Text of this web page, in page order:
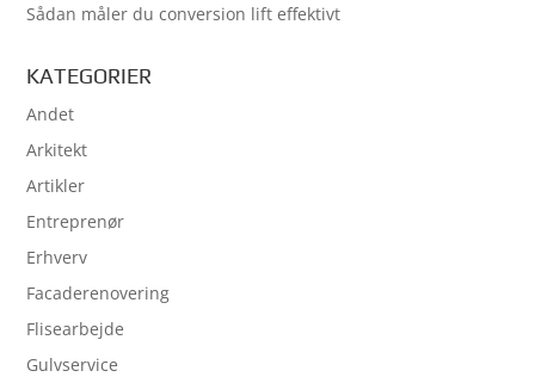
Sådan måler du conversion lift effektivt
KATEGORIER
Andet
Arkitekt
Artikler
Entreprenør
Erhverv
Facaderenovering
Flisearbejde
Gulvservice